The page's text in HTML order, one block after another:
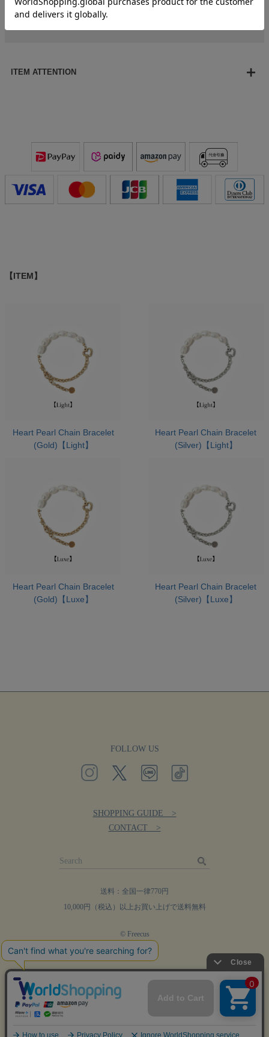
差が発生します。その為、全長サイズ・重さにも個体差が発
ITEM ATTENTION
【ITEM】
Heart Pearl Chain Bracelet
(Gold)【Light】
Heart Pearl Chain Bracelet
(Silver)【Light】
Heart Pearl Chain Bracelet
(Gold)【Luxe】
Heart Pearl Chain Bracelet
(Silver)【Luxe】
FOLLOW US
SHOPPING GUIDE >
CONTACT >
送料：全国一律770円
10,000円（税込）以上お買い上げで送料無料
© Freecus